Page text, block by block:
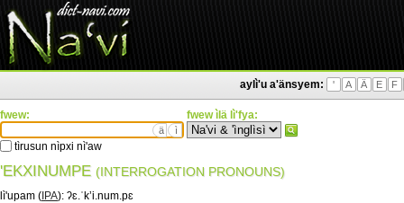
aylì'u a'änsyem: ' A Ä E F
fwew:
ä ì
tìrusun nìpxi nì'aw
fwew ìlä lì'fya:
'EKXINUMPE (INTERROGATION PRONOUNS)
lì'upam ( IPA): ʔɛ.ˈkʼi.num.pɛ